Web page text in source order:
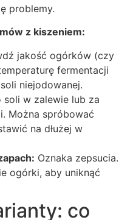
problemy.
z kiszeniem:
jakość ogórków (czy
fermentacji
niejodowanej.
soli w zalewie lub za
Można spróbować
na dłużej w
Oznaka zepsucia.
ogórki, aby uniknąć
co